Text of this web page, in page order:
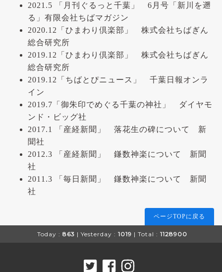
2021.5 「月刊ぐるっと千葉」 6月号「新川を遡
る」有限会社ちばマガジン
2020.12「ひまわり倶楽部」 株式会社ちばぎん
総合研究所
2019.12「ひまわり倶楽部」 株式会社ちばぎん
総合研究所
2019.12「ちばとぴニュース」 千葉日報オンラ
イン
2019.7「御朱印でめぐる千葉の神社」 ダイヤモ
ンド・ビッグ社
2017.1 「産経新聞」 落花生の碑について 新
聞社
2012.3 「産経新聞」 鎌数神楽について 新聞
社
2011.3 「毎日新聞」 鎌数神楽について 新聞
社
ページTOPに戻る
Today : 863 | Yesterday : 1019 | Total : 1128900